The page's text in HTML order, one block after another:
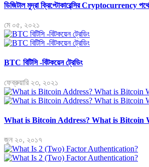
ডিজিটাল মুদ্রা ক্রিপ্টোকারেন্সির Cryptocurrency পথে
মে ০৫, ২০২১
BTC বিটিসি -বিটকয়েন ট্রেডিং
ফেব্রুয়ারি ২৩, ২০২১
What is Bitcoin Address? What is Bitcoin
জুন ২০, ২০১৭